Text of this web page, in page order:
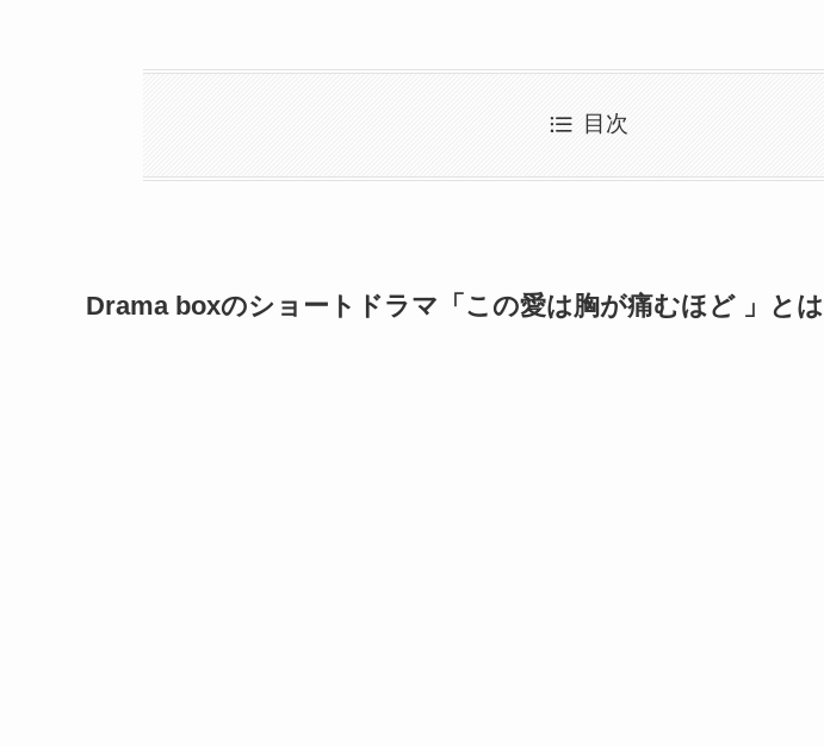
目次
Drama boxのショートドラマ「この愛は胸が痛むほど 」とは